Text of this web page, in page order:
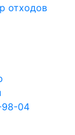
отходов
04